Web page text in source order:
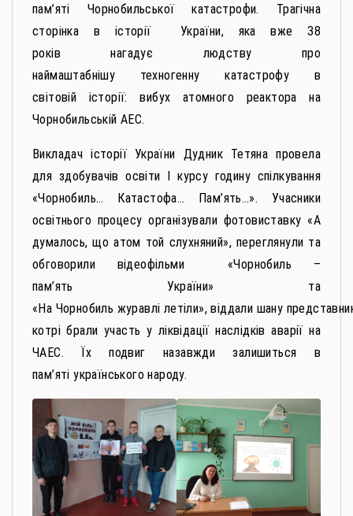
пам’яті Чорнобильської катастрофи. Трагічна
сторінка в історії України, яка вже 38
років нагадує людству про
наймаштабнішу техногенну катастрофу в
світовій історії: вибух атомного реактора на
Чорнобильській АЕС.
Викладач історії України Дудник Тетяна провела
для здобувачів освіти І курсу годину спілкування
«Чорнобиль… Катастофа… Пам’ять…». Учасники
освітнього процесу організували фотовиставку «А
думалось, що атом той слухняний», переглянули та
обговорили відеофільми «Чорнобиль –
пам’ять України» та
«На Чорнобиль журавлі летіли», віддали шану
котрі брали участь у ліквідації наслідків аварії на
ЧАЕС. Їх подвиг назавжди залишиться в
пам’яті українського народу.